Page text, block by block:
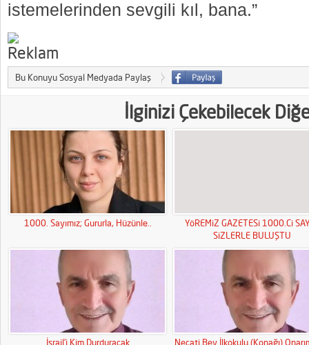
istemelerinden sevgili kıl, bana.”
Bu Konuyu Sosyal Medyada Paylaş
İlginizi Çekebilecek
1000. Sayımız; Gururla, Hüzünle..
YöREMiZ GAZETESi 1000.Ci
SiZLERLE BULUŞTU
İsrail’i Kim Durduracak
Necati Bey İlkokulu (Konağı)